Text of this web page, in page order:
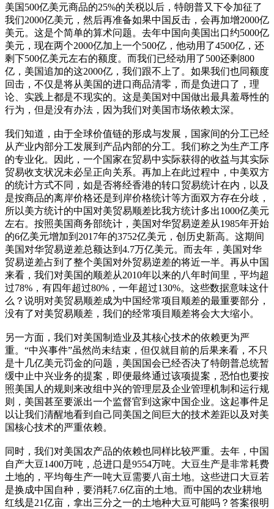
美国500亿美元商品的25%的关税以后，特朗普又下令加征了
我们2000亿美元，然后再准备如果中国反击，会再加增2000亿
美元。这是个简单的算术问题。去年中国向美国出口约5000亿
美元，现在两个2000亿加上一个500亿，他动用了4500亿，还
剩下500亿美元左右的额度。而我们已经动用了500还剩800
亿，美国追加的这2000亿，我们跟不上了。如果我们也同额度
回击，不仅是将从美国的进口商品清零，而是负进口了，理
论、实践上都是不现实的。这是美国对中国做出最具羞辱性的
行为，但是没有办法，因为我们对美国市场依赖太深。
我们知道，由于全球价值链的形成与发展，国家间的分工已经
从产业内部分工发展到产品内部的分工。我们称之为生产工序
的专业化。因此，一个国家在贸易中实际获得的收益与其实际
贸易收支状况未必呈正向关系。再加上在此过程中，中美双方
的统计方式不同，如是否将经香港的转口贸易统计在内，以及
是按商品的离岸价格还是到岸价格统计等方面双方存在分歧，
所以美方统计的中国对美贸易顺差比我方统计多出1000亿美元
左右。按照美国商务部统计，美国对华贸易逆差从1985年开始
的6亿美元增加到2017年的3752亿美元，创历史新高。这期间
美国对华贸易逆差总额达到4.7万亿美元。而去年，美国对华
贸易逆差占到了整个美国对外贸易逆差的将近一半。再从中国
来看，我们对美国的顺差从2010年以来的八年时间里，平均超
过78%，有四年超过80%，一年超过130%。这些数据意味这什
么？说明对美贸易顺差成为中国经常项目顺差的最重要部分，
没有了对美贸易顺差，我们的经常项目顺差将会大大缩小。
另一方面，我们对美国制造业及其核心技术的依赖更为严
重。“中兴事件”虽然尚未结束，但仅就目前的后果来看，不只
是十几亿美元罚金的问题，美国国会已经否决了特朗普总统暂
缓中止中兴业务的提案，即便最终通过该项提案，恐怕也要按
照美国人的规则来改组中兴的管理层及企业管理机制和运行规
则，美国甚至要派出一个监督官到这家中国企业。这起事件足
以让我们清醒地看到自己同美国之间巨大的技术差距以及对美
国核心技术的严重依赖。
同时，我们对美国农产品的依赖也同样比较严重。去年，中国
自产大豆1400万吨，总进口是9554万吨。大豆生产是非常耗费
土地的，平均每生产一吨大豆需要八亩土地。这些进口大豆若
是换成中国自种，要消耗7.6亿亩的土地。而中国的农业耕地
红线是21亿亩，拿出三分之一的土地种大豆可能吗？答案很明